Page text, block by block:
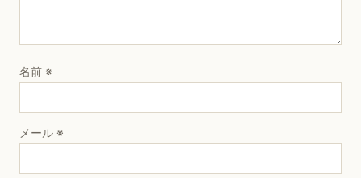
名前 ※
メール ※